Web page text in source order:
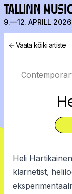
TALLINN
9.—12. APRILL 2026
Vaata kõiki artiste
Heli
klarnetist,